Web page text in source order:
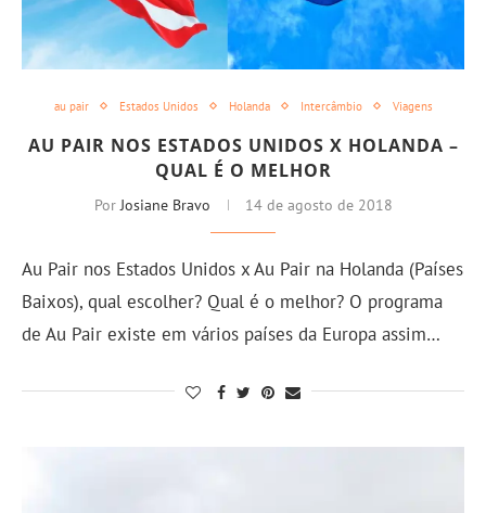
au pair Estados Unidos Holanda Intercâmbio Viagens
AU PAIR NOS ESTADOS UNIDOS X HOLANDA –
QUAL É O MELHOR
Por Josiane Bravo 14 de agosto de 2018
Au Pair nos Estados Unidos x Au Pair na Holanda (Países
Baixos), qual escolher? Qual é o melhor? O programa
de Au Pair existe em vários países da Europa assim…